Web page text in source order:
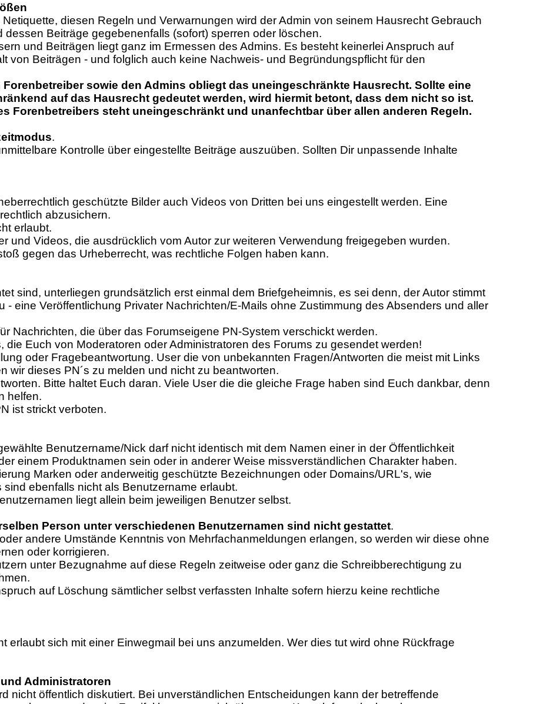
diesen Regeln und Verwarnungen wird der Admin von seinem Hausrecht Gebrauch
Beiträge gegebenenfalls (sofort) sperren oder löschen.
und Beiträgen liegt ganz im Ermessen des Admins. Es besteht keinerlei Anspruch auf
von Beiträgen - und folglich auch keine Nachweis- und Begründungspflicht für den
Forenbetreiber sowie den Admins obliegt das uneingeschränkte Hausrecht. Sollte eine
auf das Hausrecht gedeutet werden, wird hiermit betont, dass dem nicht so ist.
Forenbetreibers steht uneingeschränkt und unanfechtbar über allen anderen Regeln.
.
Kontrolle über eingestellte Beiträge auszuüben. Sollten Dir unpassende Inhalte
geschützte Bilder auch Videos von Dritten bei uns eingestellt werden. Eine
abzusichern.
erlaubt.
und Videos, die ausdrücklich vom Autor zur weiteren Verwendung freigegeben wurden.
gegen das Urheberrecht, was rechtliche Folgen haben kann.
sind, unterliegen grundsätzlich erst einmal dem Briefgeheimnis, es sei denn, der Autor stimmt
- eine Veröffentlichung Privater Nachrichten/E-Mails ohne Zustimmung des Absenders und aller
Nachrichten, die über das Forumseigene PN-System verschickt werden.
die Euch von Moderatoren oder Administratoren des Forums zu gesendet werden!
oder Fragebeantwortung. User die von unbekannten Fragen/Antworten die meist mit Links
wir dieses PN´s zu melden und nicht zu beantworten.
Bitte haltet Euch daran. Viele User die die gleiche Frage haben sind Euch dankbar, denn
helfen.
ist strickt verboten.
Benutzername/Nick darf nicht identisch mit dem Namen einer in der Öffentlichkeit
einem Produktnamen sein oder in anderer Weise missverständlichen Charakter haben.
Marken oder anderweitig geschützte Bezeichnungen oder Domains/URL's, wie
ebenfalls nicht als Benutzername erlaubt.
liegt allein beim jeweiligen Benutzer selbst.
Person unter verschiedenen Benutzernamen sind nicht gestattet.
andere Umstände Kenntnis von Mehrfachanmeldungen erlangen, so werden wir diese ohne
oder korrigieren.
unter Bezugnahme auf diese Regeln zeitweise oder ganz die Schreibberechtigung zu
auf Löschung sämtlicher selbst verfassten Inhalte sofern hierzu keine rechtliche
erlaubt sich mit einer Einwegmail bei uns anzumelden. Wer dies tut wird ohne Rückfrage
Administratoren
nicht öffentlich diskutiert. Bei unverständlichen Entscheidungen kann der betreffende